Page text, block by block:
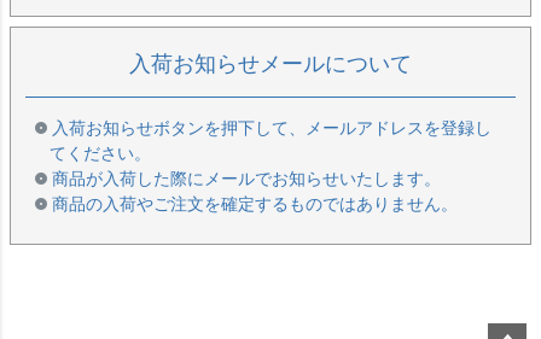
入荷お知らせメールについて
入荷お知らせボタンを押下して、メールアドレスを登録し
てください。
商品が入荷した際にメールでお知らせいたします。
商品の入荷やご注文を確定するものではありません。